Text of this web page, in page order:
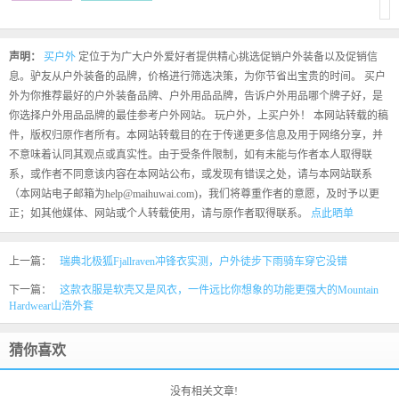
声明： 买户外 定位于为广大户外爱好者提供精心挑选促销户外装备以及促销信
息。驴友从户外装备的品牌，价格进行筛选决策，为你节省出宝贵的时间。 买户
外为你推荐最好的户外装备品牌、户外用品品牌，告诉户外用品哪个牌子好，是
你选择户外用品品牌的最佳参考户外网站。 玩户外，上买户外！ 本网站转载的稿
件，版权归原作者所有。本网站转载目的在于传递更多信息及用于网络分享，并
不意味着认同其观点或真实性。由于受条件限制，如有未能与作者本人取得联
系，或作者不同意该内容在本网站公布，或发现有错误之处，请与本网站联系
（本网站电子邮箱为help@maihuwai.com)，我们将尊重作者的意愿，及时予以更
正；如其他媒体、网站或个人转载使用，请与原作者取得联系。 点此晒单
上一篇： 瑞典北极狐Fjallraven冲锋衣实测，户外徒步下雨骑车穿它没错
下一篇：
这款衣服是软壳又是风衣，一件远比你想象的功能更强大的Mountain
Hardwear山浩外套
猜你喜欢
没有相关文章!